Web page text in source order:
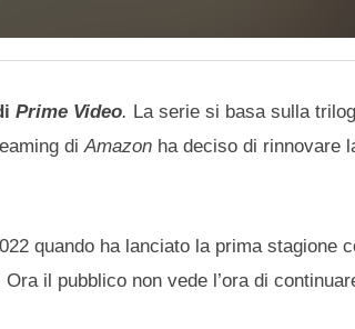
Prime Video. La serie si basa sulla
diAmazon ha deciso di rinnovare
quando ha lanciato la prima stagione
il pubblico non vede l’ora di